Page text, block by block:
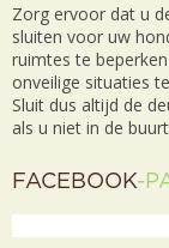
Zorg ervoor dat u
sluiten voor uw
ruimtes te
onveilige situaties
Sluit dus altijd de
als u niet in de
FACEBOOK-